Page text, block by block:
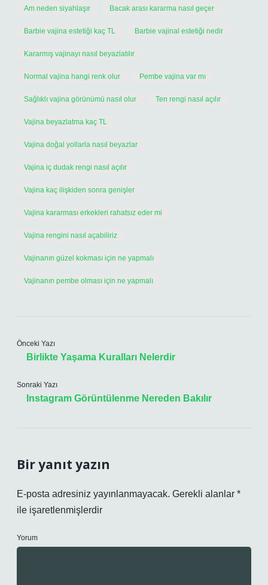
Am neden siyahlaşır Bacak arası kararma nasıl geçer
Barbie vajina estetiği kaç TL Barbie vajinal estetiği nedir
Kararmış vajinayı nasıl beyazlatılır
Normal vajina hangi renk olur Pembe vajina var mı
Sağlıklı vajina görünümü nasıl olur Ten rengi nasıl açılır
Vajina beyazlatma kaç TL
Vajina doğal yollarla nasıl beyazlar
Vajina iç dudak rengi nasıl açılır
Vajina kaç ilişkiden sonra genişler
Vajina kararması erkekleri rahatsız eder mi
Vajina rengini nasıl açabiliriz
Vajinanın güzel kokması için ne yapmalı
Vajinanın pembe olması için ne yapmalı
Önceki Yazı
Birlikte Yaşama Kuralları Nelerdir
Sonraki Yazı
Instagram Görüntülenme Nereden Bakılır
Bir yanıt yazın
E-posta adresiniz yayınlanmayacak. Gerekli alanlar *
ile işaretlenmişlerdir
Yorum